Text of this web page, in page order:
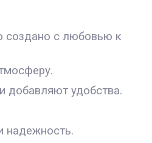
создано с любовью к
добавляют удобства.
надежность.